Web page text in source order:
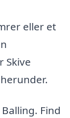
eller et
Skive
Find